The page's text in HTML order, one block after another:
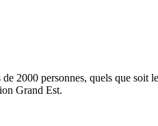
2000 personnes, quels que soit
Grand Est.